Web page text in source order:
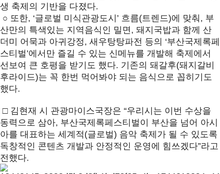
생 축제의 기반을 다졌다.
○ 또한, ‘글로벌 미식관광도시’ 흐름(트렌드)에 맞춰, 부
산만의 특색있는 지역음식인 밀면, 돼지국밥과 함께 산
더미 어묵과 아귀강정, 새우탕탕파전 등의 ‘부산국제록페
스티벌’에서만 즐길 수 있는 신메뉴를 개발해 축제에서
선보여 큰 호평을 받기도 했다. 기존의 돼갈후(돼지갈비
후라이드)는 꼭 한번 먹어봐야 되는 음식으로 꼽히기도
했다.
□ 김현재 시 관광마이스국장은 “우리시는 이번 수상을
동력으로 삼아, 부산국제록페스티벌이 부산을 넘어 아시
아를 대표하는 세계적(글로벌) 음악 축제가 될 수 있도록
독창적인 콘텐츠 개발과 안정적인 운영에 힘쓰겠다”라고
전했다.